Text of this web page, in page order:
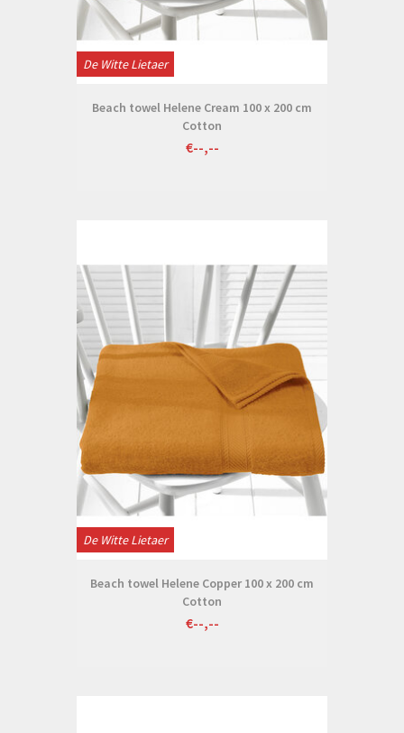
De Witte Lietaer
Beach towel Helene Cream 100 x 200 cm
Cotton
€--,--
De Witte Lietaer
Beach towel Helene Copper 100 x 200 cm
Cotton
€--,--